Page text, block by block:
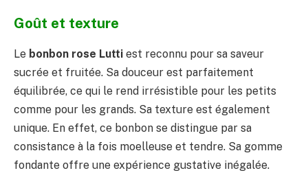
Goût et texture
Le bonbon rose Lutti est reconnu pour sa saveur
sucrée et fruitée. Sa douceur est parfaitement
équilibrée, ce qui le rend irrésistible pour les petits
comme pour les grands. Sa texture est également
unique. En effet, ce bonbon se distingue par sa
consistance à la fois moelleuse et tendre. Sa gomme
fondante offre une expérience gustative inégalée.